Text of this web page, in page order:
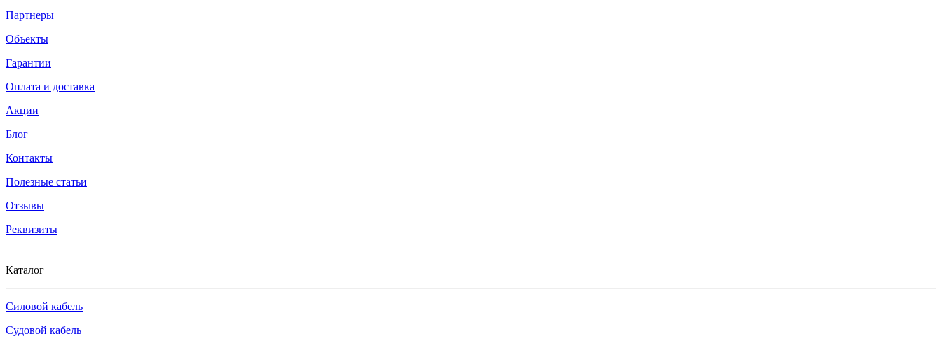
Партнеры
Объекты
Гарантии
Оплата и доставка
Акции
Блог
Контакты
Полезные статьи
Отзывы
Реквизиты
Каталог
Силовой кабель
Судовой кабель